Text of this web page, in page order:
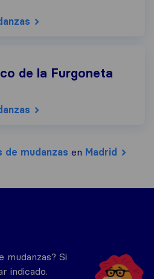
de la Furgoneta
de mudanzas en Madrid
mudanzas? Si
indicado.